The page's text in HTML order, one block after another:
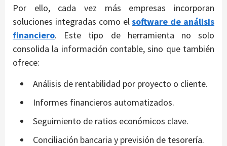
Por ello, cada vez más empresas incorporan
soluciones integradas como elsoftware de análisis
financiero. Este tipo de herramienta no solo
consolida la información contable, sino que también
ofrece:
Análisis de rentabilidad por proyecto o cliente.
Informes financieros automatizados.
Seguimiento de ratios económicos clave.
Conciliación bancaria y previsión de tesorería.